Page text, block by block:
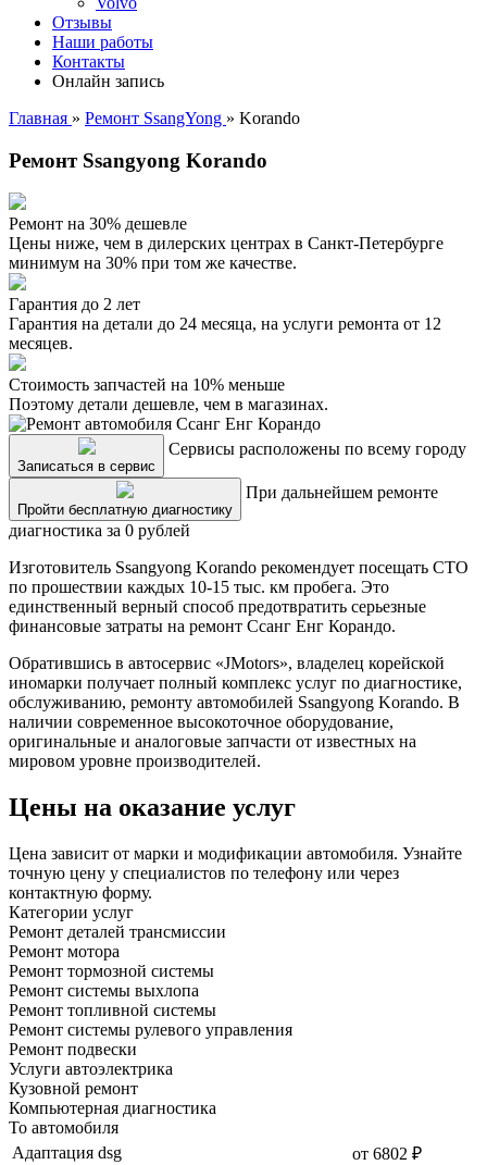
Отзывы
Наши работы
Контакты
Онлайн запись
Главная » Ремонт SsangYong » Korando
Ремонт Ssangyong Korando
Ремонт на 30% дешевле
Цены ниже, чем в дилерских центрах в Санкт-Петербурге
минимум на 30% при том же качестве.
Гарантия до 2 лет
Гарантия на детали до 24 месяца, на услуги ремонта от 12
месяцев.
Стоимость запчастей на 10% меньше
Поэтому детали дешевле, чем в магазинах.
Записаться в сервис
Сервисы расположены по всему городу
Пройти бесплатную диагностику
При дальнейшем ремонте
диагностика за 0 рублей
Изготовитель Ssangyong Korando рекомендует посещать СТО
по прошествии каждых 10-15 тыс. км пробега. Это
единственный верный способ предотвратить серьезные
финансовые затраты на ремонт Ссанг Енг Корандо.
Обратившись в автосервис «JMotors», владелец корейской
иномарки получает полный комплекс услуг по диагностике,
обслуживанию, ремонту автомобилей Ssangyong Korando. В
наличии современное высокоточное оборудование,
оригинальные и аналоговые запчасти от известных на
мировом уровне производителей.
Цены на оказание услуг
Цена зависит от марки и модификации автомобиля. Узнайте
точную цену у специалистов по телефону или через
контактную форму.
Категории услуг
Ремонт деталей трансмиссии
Ремонт мотора
Ремонт тормозной системы
Ремонт системы выхлопа
Ремонт топливной системы
Ремонт системы рулевого управления
Ремонт подвески
Услуги автоэлектрика
Кузовной ремонт
Компьютерная диагностика
То автомобиля
Адаптация dsg
от 6802 ₽